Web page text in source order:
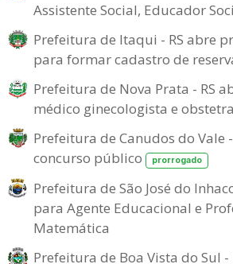
Assistente Social, Educador
Prefeitura de Itaqui - RS abre
para formar cadastro de
Prefeitura de Nova Prata - RS
médico ginecologista e obstetra
Prefeitura de Canudos do Vale
concurso público
prorrogado
Prefeitura de São José do
para Agente Educacional e
Matemática
Prefeitura de Boa Vista do Sul -